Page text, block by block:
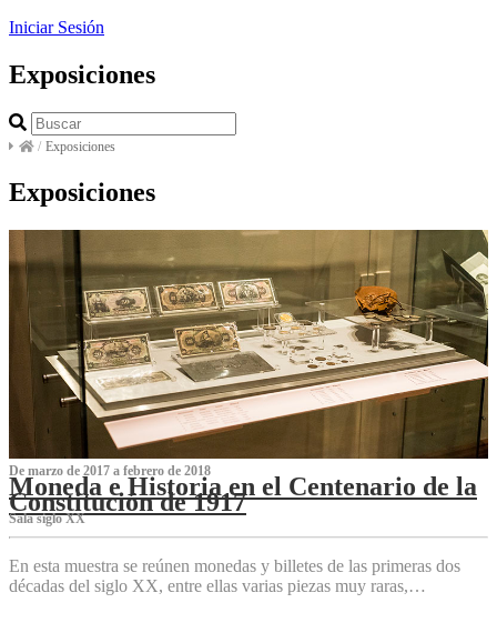
Iniciar Sesión
Exposiciones
/ Exposiciones
Exposiciones
De marzo de 2017 a febrero de 2018
Moneda e Historia en el Centenario de la
Constitución de 1917
Sala siglo XX
En esta muestra se reúnen monedas y billetes de las primeras dos
décadas del siglo XX, entre ellas varias piezas muy raras,…